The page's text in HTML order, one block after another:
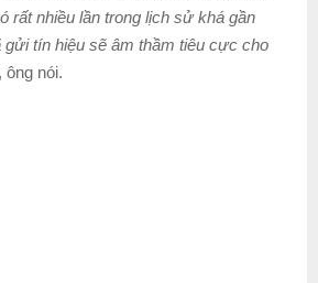
rất nhiều lần trong lịch sử khá gần
gửi tín hiệu sẽ âm thầm tiêu cực cho
ông nói.